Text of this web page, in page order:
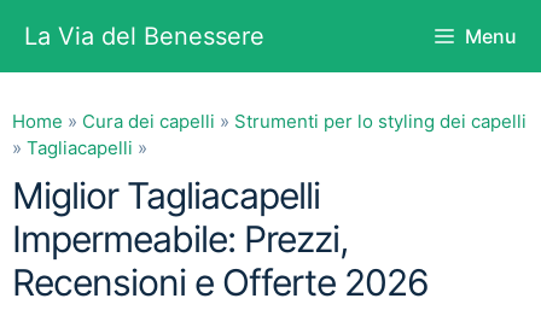
contenuto
La Via del Benessere Menu
Home » Cura dei capelli » Strumenti per lo styling dei capelli
» Tagliacapelli »
Miglior Tagliacapelli
Impermeabile: Prezzi,
Recensioni e Offerte 2026